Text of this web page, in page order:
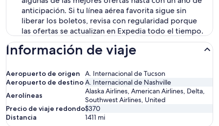
anticipación. Si tu línea aérea favorita sigue sin
liberar los boletos, revisa con regularidad porque
las ofertas se actualizan en Expedia todo el tiempo.
Información de viaje
Aeropuerto de origen
A. Internacional de Tucson
Aeropuerto de destinoA. Internacional de Nashville
Aerolíneas
Alaska Airlines, American Airlines, Delta,
Southwest Airlines, United
Precio de viaje redondo$370
Distancia
1411 mi